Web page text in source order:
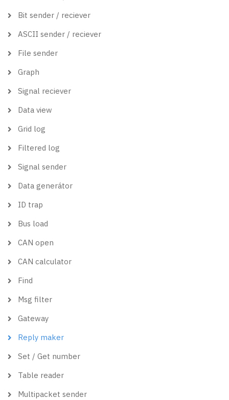
Bit sender / reciever
ASCII sender / reciever
File sender
Graph
Signal reciever
Data view
Grid log
Filtered log
Signal sender
Data generátor
ID trap
Bus load
CAN open
CAN calculator
Find
Msg filter
Gateway
Reply maker
Set / Get number
Table reader
Multipacket sender